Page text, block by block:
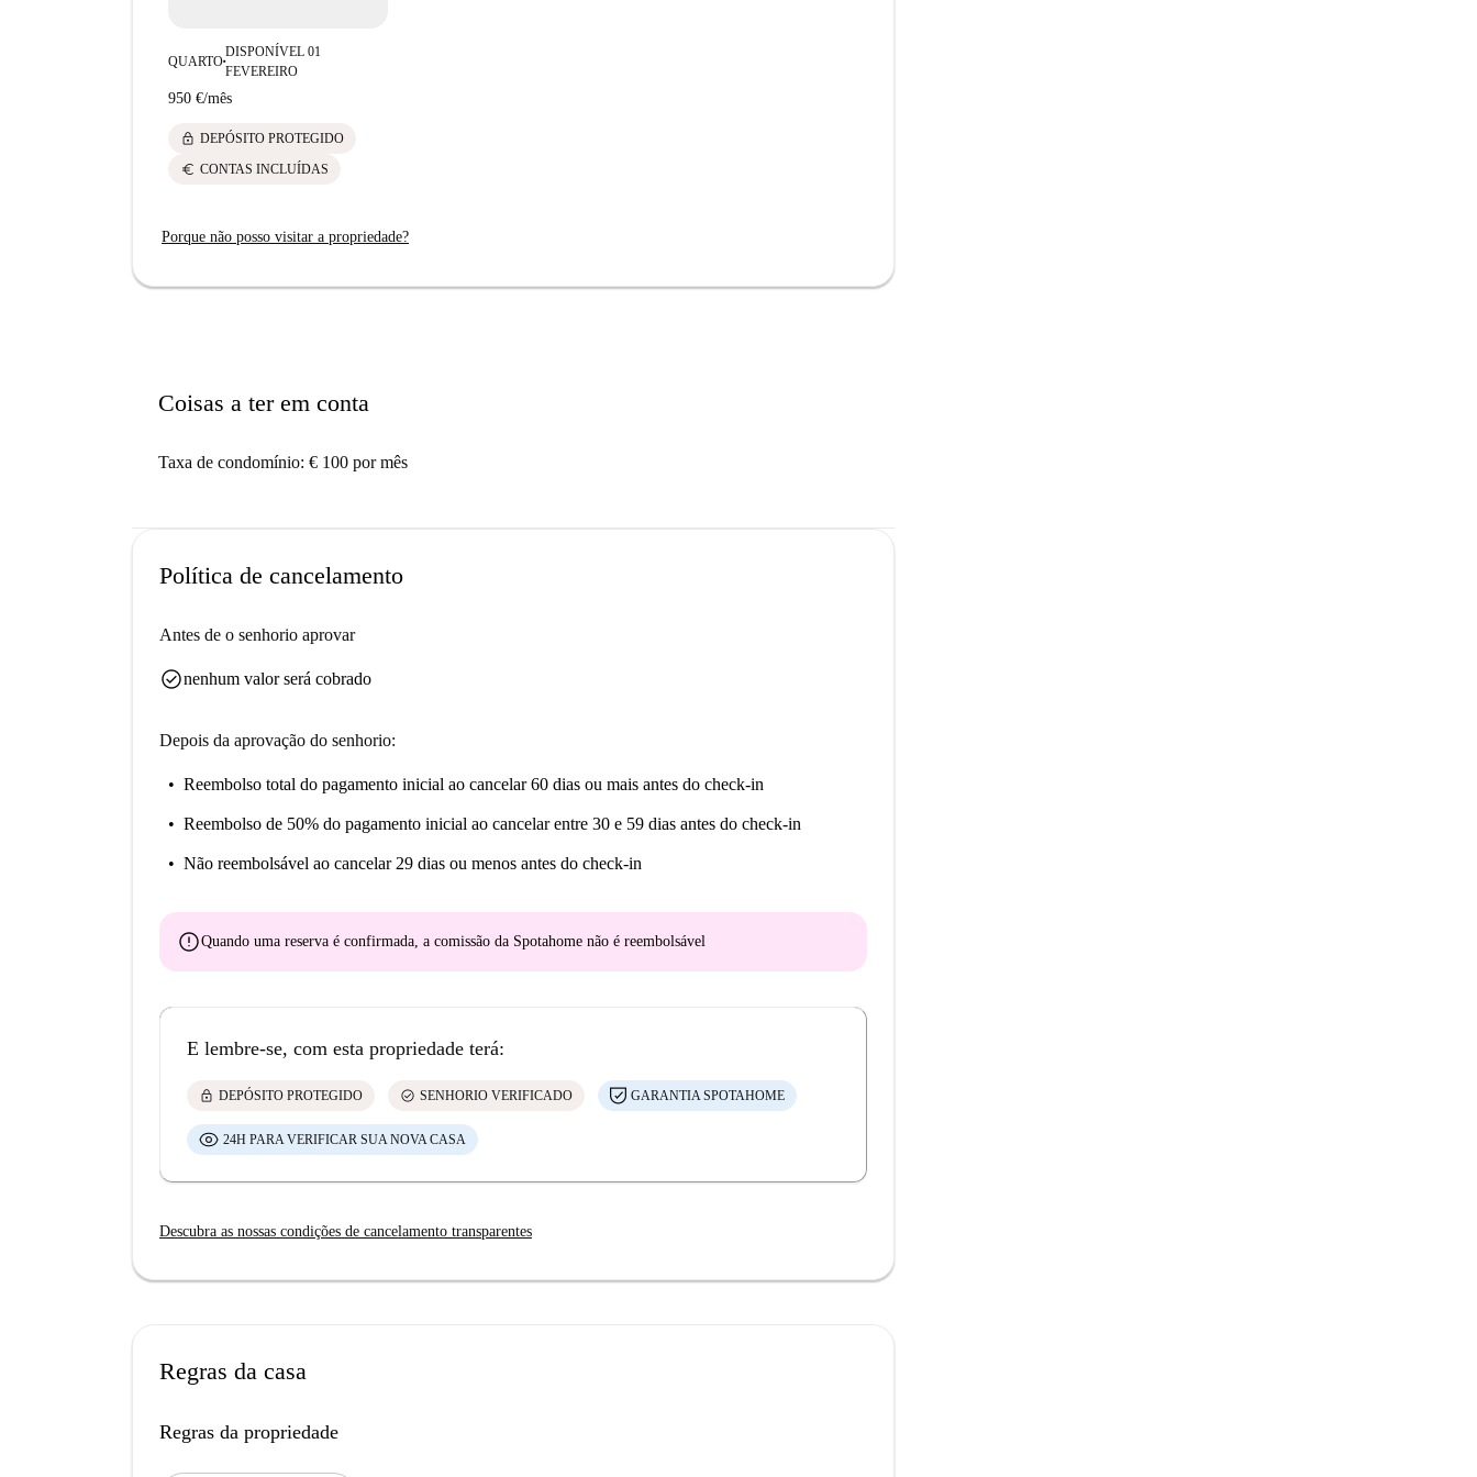
QUARTO■
DISPONÍVEL 01
FEVEREIRO
950 €/mês
lock DEPÓSITO PROTEGIDO
euro CONTAS INCLUÍDAS
Porque não posso visitar a propriedade?
Coisas a ter em conta
Taxa de condomínio: € 100 por mês
Política de cancelamento
Antes de o senhorio aprovar
check_circlenenhum valor será cobrado
Depois da aprovação do senhorio:
Reembolso total do pagamento inicial ao cancelar 60 dias ou mais antes do check-in
Reembolso de 50% do pagamento inicial ao cancelar entre 30 e 59 dias antes do check-in
Não reembolsável ao cancelar 29 dias ou menos antes do check-in
errorQuando uma reserva é confirmada, a comissão da Spotahome não é reembolsável
E lembre-se, com esta propriedade terá:
lock DEPÓSITO PROTEGIDO check_circle SENHORIO VERIFICADO GARANTIA SPOTAHOME
24H PARA VERIFICAR SUA NOVA CASA
Descubra as nossas condições de cancelamento transparentes
Regras da casa
Regras da propriedade